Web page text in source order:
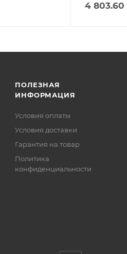
4 803.60
ПОЛЕЗНАЯ
ИНФОРМАЦИЯ
Условия оплаты
Условия доставки
Гарантия на товар
Политика
конфиденциальности